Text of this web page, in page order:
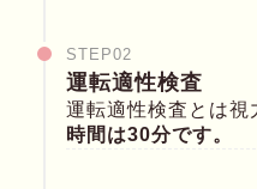
STEP02
運転適性検査
運転適性検査とは視
時間は30分です。